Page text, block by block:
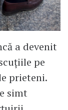
a devenit
pe
prieteni.
simt